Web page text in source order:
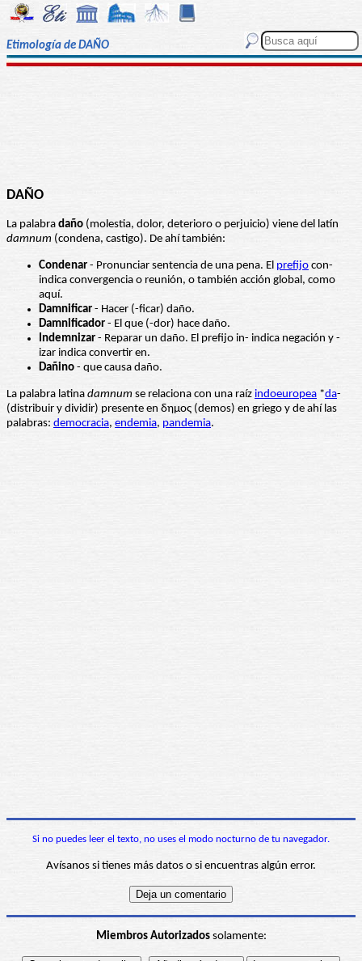
Etimología de DAÑO
DAÑO
La palabra daño (molestia, dolor, deterioro o perjuicio) viene del latín
damnum (condena, castigo). De ahí también:
Condenar - Pronunciar sentencia de una pena. El prefijo con-
indica convergencia o reunión, o también acción global, como
aquí.
Damnificar - Hacer (-ficar) daño.
Damnificador - El que (-dor) hace daño.
Indemnizar - Reparar un daño. El prefijo in- indica negación y -
izar indica convertir en.
Dañino - que causa daño.
La palabra latina damnum se relaciona con una raíz indoeuropea *da-
(distribuir y dividir) presente en δημος (demos) en griego y de ahí las
palabras: democracia, endemia, pandemia.
Si no puedes leer el texto, no uses el modo nocturno de tu navegador.
Avísanos si tienes más datos o si encuentras algún error.
Miembros Autorizadossolamente: